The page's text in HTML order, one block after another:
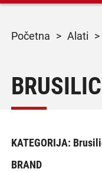
početna > alati >
KATEGORIJA:
BRAND